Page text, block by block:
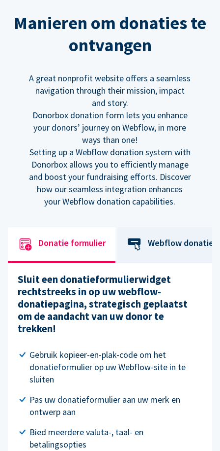
Manieren om donaties te
ontvangen
A great nonprofit website offers a seamless
navigation through their mission, impact
and story.
Donorbox donation form lets you enhance
your donors’ journey on Webflow, in more
ways than one!
Setting up a Webflow donation system with
Donorbox allows you to efficiently manage
and boost your fundraising efforts. Discover
how our seamless integration enhances
your Webflow donation capabilities.
Donatie formulier Webflow
Sluit een donatieformulierwidget
rechtstreeks in op uw webflow-
donatiepagina, strategisch geplaatst
om de aandacht van uw donor te
trekken!
Gebruik kopieer-en-plak-code om het
donatieformulier op uw Webflow-site in te
sluiten
Pas uw donatieformulier aan uw merk en
ontwerp aan
Bied meerdere valuta-, taal- en
betalingsopties